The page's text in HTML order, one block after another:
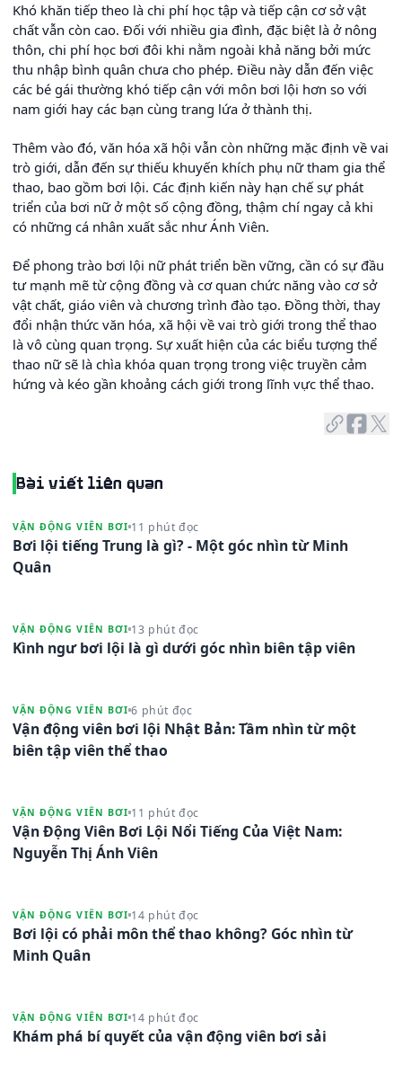
Khó khăn tiếp theo là chi phí học tập và tiếp cận cơ sở vật
chất vẫn còn cao. Đối với nhiều gia đình, đặc biệt là ở nông
thôn, chi phí học bơi đôi khi nằm ngoài khả năng bởi mức
thu nhập bình quân chưa cho phép. Điều này dẫn đến việc
các bé gái thường khó tiếp cận với môn bơi lội hơn so với
nam giới hay các bạn cùng trang lứa ở thành thị.
Thêm vào đó, văn hóa xã hội vẫn còn những mặc định về vai
trò giới, dẫn đến sự thiếu khuyến khích phụ nữ tham gia thể
thao, bao gồm bơi lội. Các định kiến này hạn chế sự phát
triển của bơi nữ ở một số cộng đồng, thậm chí ngay cả khi
có những cá nhân xuất sắc như Ánh Viên.
Để phong trào bơi lội nữ phát triển bền vững, cần có sự đầu
tư mạnh mẽ từ cộng đồng và cơ quan chức năng vào cơ sở
vật chất, giáo viên và chương trình đào tạo. Đồng thời, thay
đổi nhận thức văn hóa, xã hội về vai trò giới trong thể thao
là vô cùng quan trọng. Sự xuất hiện của các biểu tượng thể
thao nữ sẽ là chìa khóa quan trọng trong việc truyền cảm
hứng và kéo gần khoảng cách giới trong lĩnh vực thể thao.
Bài viết liên quan
VẬN ĐỘNG VIÊN BƠI 11 phút đọc
Bơi lội tiếng Trung là gì? - Một góc nhìn từ Minh
Quân
VẬN ĐỘNG VIÊN BƠI 13 phút đọc
Kình ngư bơi lội là gì dưới góc nhìn biên tập viên
VẬN ĐỘNG VIÊN BƠI 6 phút đọc
Vận động viên bơi lội Nhật Bản: Tầm nhìn từ một
biên tập viên thể thao
VẬN ĐỘNG VIÊN BƠI 11 phút đọc
Vận Động Viên Bơi Lội Nổi Tiếng Của Việt Nam:
Nguyễn Thị Ánh Viên
VẬN ĐỘNG VIÊN BƠI 14 phút đọc
Bơi lội có phải môn thể thao không? Góc nhìn từ
Minh Quân
VẬN ĐỘNG VIÊN BƠI 14 phút đọc
Khám phá bí quyết của vận động viên bơi sải